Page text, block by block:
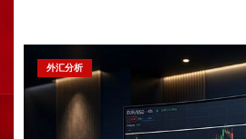
外汇分析